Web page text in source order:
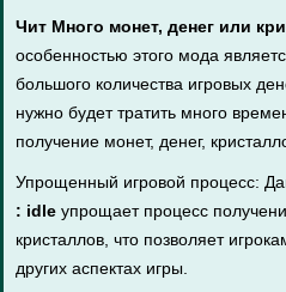
Чит Много монет, денег или
особенностью этого мода
большого количества игровых
нужно будет тратить много
получение монет, денег,
Упрощенный игровой процесс:
: idle упрощает процесс
кристаллов, что позволяет
других аспектах игры.